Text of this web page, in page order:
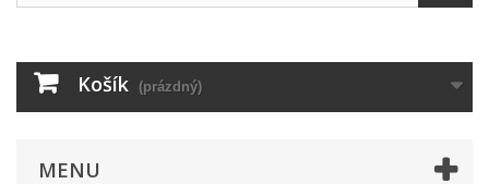
Košík (prázdný)
MENU